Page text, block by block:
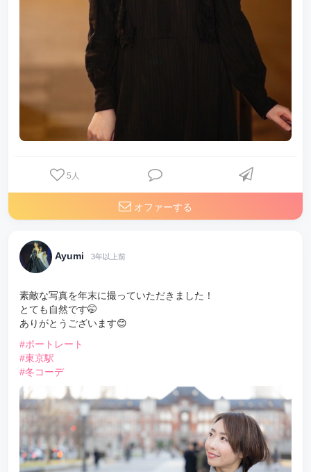
5 人
オファーする
Ayumi 3年以上前
素敵な写真を年末に撮っていただきました！
とても自然です🤭
ありがとうございます😊
#ポートレート
#東京駅
#冬コーデ